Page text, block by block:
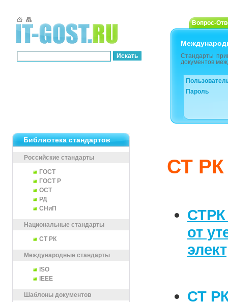
Вопрос-
Стандарты
документов
Пароль
Библиотека стандартов
Российские стандарты
ГОСТ
ГОСТ Р
ОСТ
РД
СНиП
Национальные стандарты
СТ РК
Международные стандарты
ISO
IEEE
Шаблоны документов
СТ РК
СТРК
от
СТ